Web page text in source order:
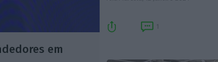
em